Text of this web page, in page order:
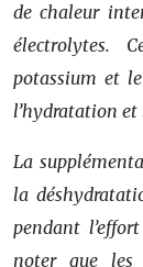
de chaleur
électrolytes.
potassium et
l’hydratation
La
la
pendant
noter que les